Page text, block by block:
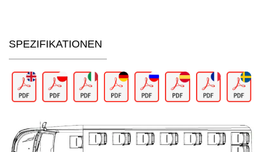
SPEZIFIKATIONEN